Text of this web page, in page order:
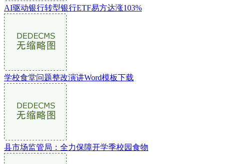
AI驱动银行转型银行ETF易方达涨103%
学校食堂问题整改演讲Word模板下载
县市场监管局：全力保障开学季校园食物